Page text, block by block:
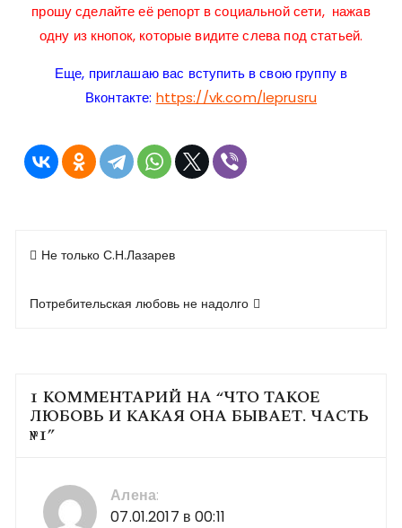
прошу сделайте её репорт в социальной сети, нажав
одну из кнопок, которые видите слева под статьей.
Еще, приглашаю вас вступить в свою группу в
Вконтакте: https://vk.com/leprusru
Навигация
записям
Не только С.Н.Лазарев
Потребительская любовь не надолго
1 КОММЕНТАРИЙ НА “ЧТО ТАКОЕ
ЛЮБОВЬ И КАКАЯ ОНА БЫВАЕТ. ЧАСТЬ
№1”
Алена:
07.01.2017 в 00:11